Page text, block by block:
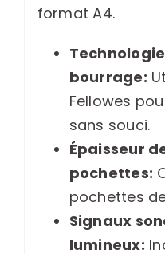
format A4.
bourrage:
Fellowes
sans souci.
Épaisseur
pochettes:
pochettes
Signaux
lumineux: